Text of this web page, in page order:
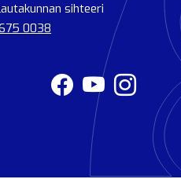
sihteeri
0038